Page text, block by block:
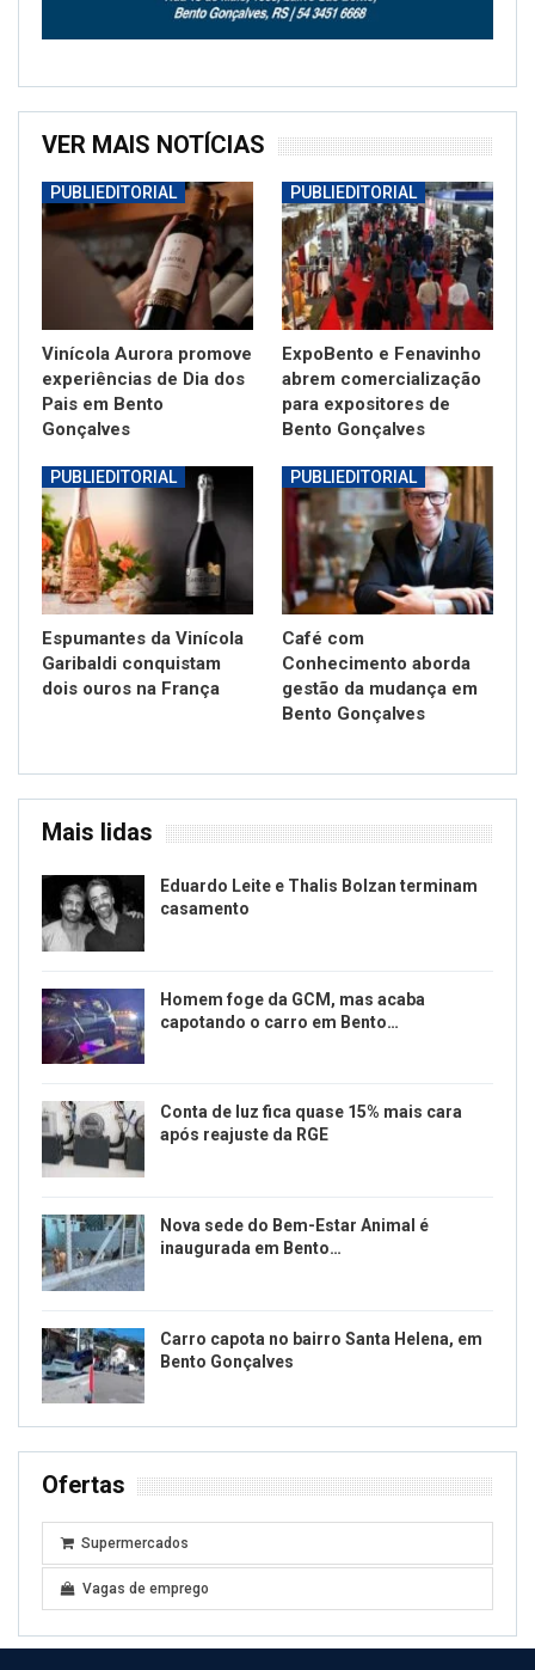
VER MAIS NOTÍCIAS
PUBLIEDITORIAL
Vinícola Aurora promove
experiências de Dia dos
Pais em Bento
Gonçalves
PUBLIEDITORIAL
ExpoBento e Fenavinho
abrem comercialização
para expositores de
Bento Gonçalves
PUBLIEDITORIAL
Espumantes da Vinícola
Garibaldi conquistam
dois ouros na França
PUBLIEDITORIAL
Café com
Conhecimento aborda
gestão da mudança em
Bento Gonçalves
Mais lidas
Eduardo Leite e Thalis Bolzan terminam
casamento
Homem foge da GCM, mas acaba
capotando o carro em Bento…
Conta de luz fica quase 15% mais cara
após reajuste da RGE
Nova sede do Bem-Estar Animal é
inaugurada em Bento…
Carro capota no bairro Santa Helena, em
Bento Gonçalves
Ofertas
Supermercados
Vagas de emprego